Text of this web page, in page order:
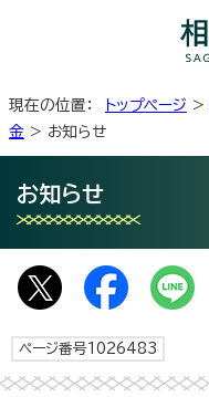
現在の位置： トップページ >
金 > お知らせ
お知らせ
ページ番号1026483